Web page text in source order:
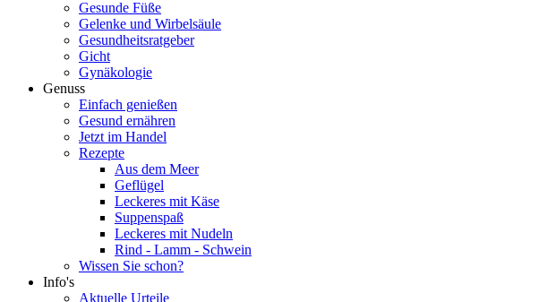
Gesunde Füße
Gelenke und Wirbelsäule
Gesundheitsratgeber
Gicht
Gynäkologie
Genuss
Einfach genießen
Gesund ernähren
Jetzt im Handel
Rezepte
Aus dem Meer
Geflügel
Leckeres mit Käse
Suppenspaß
Leckeres mit Nudeln
Rind - Lamm - Schwein
Wissen Sie schon?
Info's
Aktuelle Urteile